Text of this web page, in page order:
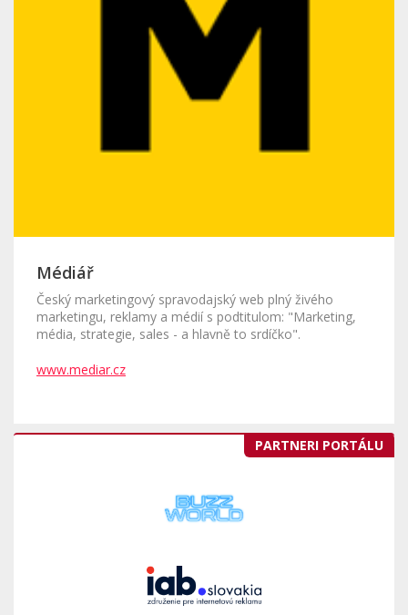
Médiář
Český marketingový spravodajský web plný živého
marketingu, reklamy a médií s podtitulom: "Marketing,
média, strategie, sales - a hlavně to srdíčko".
www.mediar.cz
PARTNERI PORTÁLU